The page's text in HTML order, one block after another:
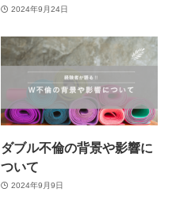
2024年9月24日
ダブル不倫の背景や影響に
ついて
2024年9月9日